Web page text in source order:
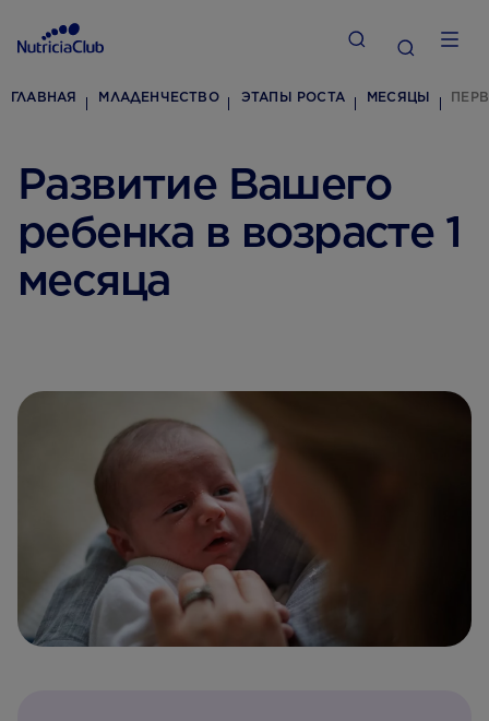
ГЛАВНАЯ МЛАДЕНЧЕСТВО ЭТАПЫ РОСТА МЕСЯЦЫ
Развитие Вашего
ребенка в возрасте 1
месяца